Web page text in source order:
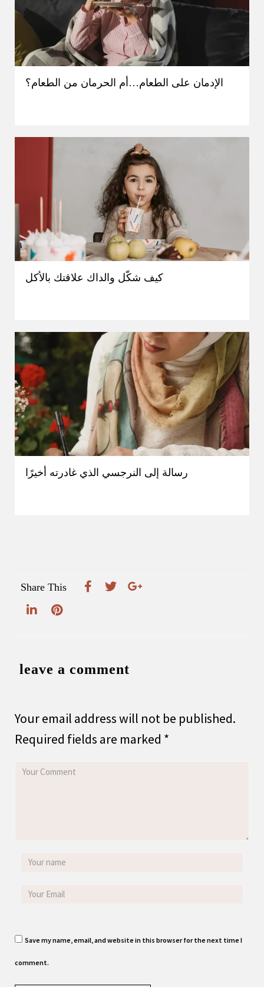
الإدمان على الطعام…أم الحرمان من الطعام؟
كيف شكّل والداك علاقتك بالأكل
رسالة إلى النرجسي الذي غادرته أخيرًا
Share This
leave a comment
Your email address will not be published.
Required fields are marked *
Save my name, email, and website in this browser for the next time I
comment.